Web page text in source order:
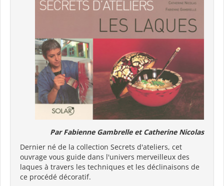
Par Fabienne Gambrelle et Catherine Nicolas
Dernier né de la collection Secrets d'ateliers, cet
ouvrage vous guide dans l'univers merveilleux des
laques à travers les techniques et les déclinaisons de
ce procédé décoratif.